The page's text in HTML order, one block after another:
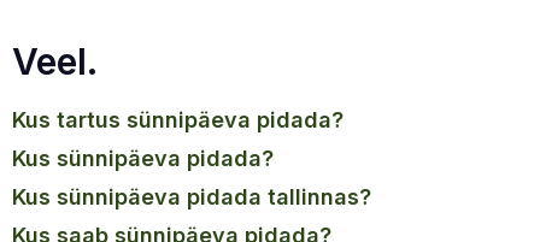
Veel.
kus tartus sünnipäeva pidada?
kus sünnipäeva pidada?
kus sünnipäeva pidada tallinnas?
kus saab sünnipäeva pidada?